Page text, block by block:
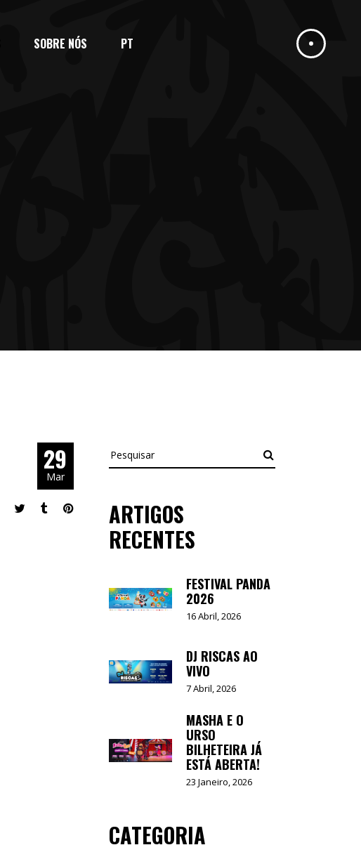
SOBRE NÓS PT
29
Mar
Pesquisar
ARTIGOS
RECENTES
FESTIVAL PANDA
2026
16 Abril, 2026
DJ RISCAS AO
VIVO
7 Abril, 2026
MASHA E O
URSO
BILHETEIRA JÁ
ESTÁ ABERTA!
23 Janeiro, 2026
CATEGORIA